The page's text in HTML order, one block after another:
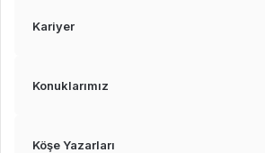
Kariyer
Konuklarımız
Köşe Yazarları